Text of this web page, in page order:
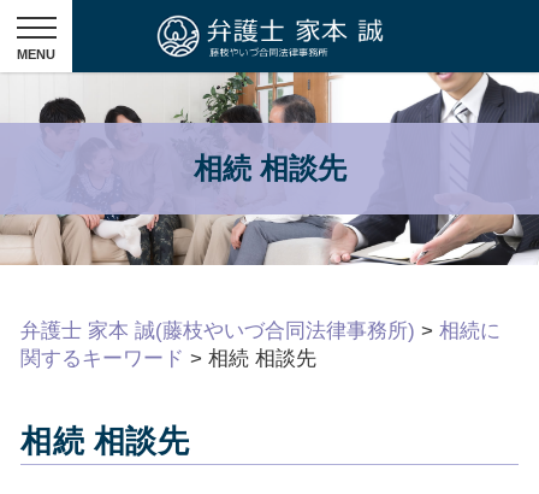
相続 相談先
弁護士 家本 誠(藤枝やいづ合同法律事務所) > 相続に
関するキーワード > 相続 相談先
相続 相談先